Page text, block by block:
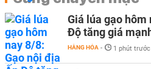
Giá lúa gạo hôm
Độ tăng giá
HÀNG HÓA - 1 phút trước